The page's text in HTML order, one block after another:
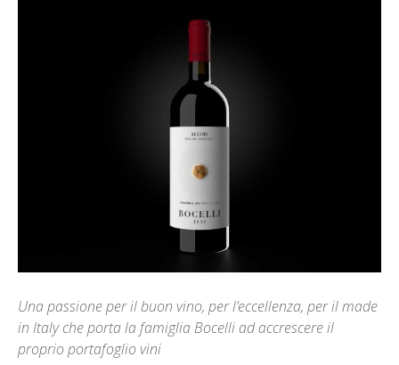
Una passione per il buon vino, per l’eccellenza, per il made
in Italy che porta la famiglia Bocelli ad accrescere il
proprio portafoglio vini